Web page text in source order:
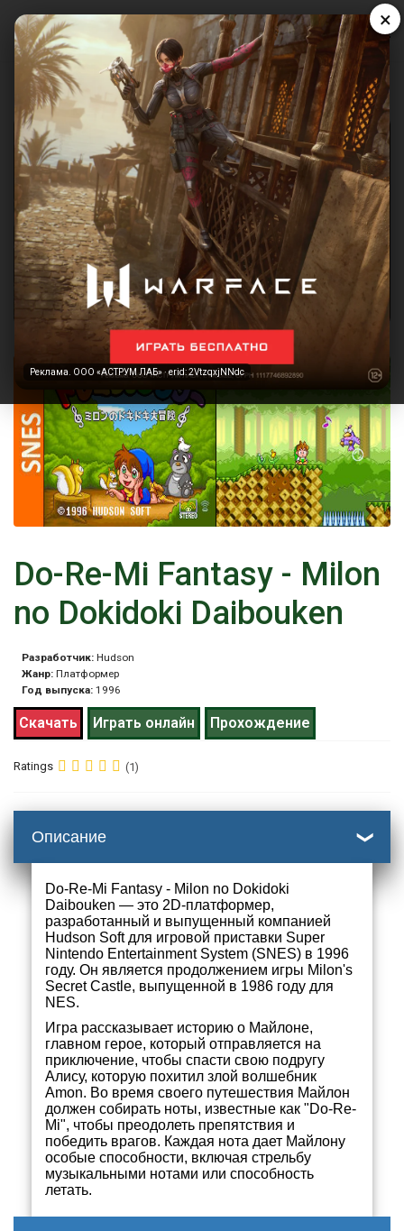
×
Реклама. ООО «АСТРУМ ЛАБ» · erid: 2VtzqxjNNdc
Реклама. ООО «АСТРУМ ЛАБ» · erid: 2VtzqxjNNdc
Do-Re-Mi Fantasy - Milon
no Dokidoki Daibouken
Разработчик: Hudson
Жанр: Платформер
Год выпуска: 1996
Скачать Играть онлайн Прохождение
Ratings (1)
Описание
Do-Re-Mi Fantasy - Milon no Dokidoki
Daibouken — это 2D-платформер,
разработанный и выпущенный компанией
Hudson Soft для игровой приставки Super
Nintendo Entertainment System (SNES) в 1996
году. Он является продолжением игры Milon's
Secret Castle, выпущенной в 1986 году для
NES.
Игра рассказывает историю о Майлоне,
главном герое, который отправляется на
приключение, чтобы спасти свою подругу
Алису, которую похитил злой волшебник
Amon. Во время своего путешествия Майлон
должен собирать ноты, известные как "Do-Re-
Mi", чтобы преодолеть препятствия и
победить врагов. Каждая нота дает Майлону
особые способности, включая стрельбу
музыкальными нотами или способность
летать.